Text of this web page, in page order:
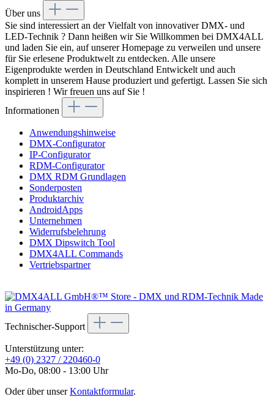
Über uns
Sie sind interessiert an der Vielfalt von innovativer DMX- und
LED-Technik ? Dann heißen wir Sie Willkommen bei DMX4ALL
und laden Sie ein, auf unserer Homepage zu verweilen und unsere
für Sie erlesene Produktwelt zu entdecken. Alle unsere
Eigenprodukte werden in Deutschland Entwickelt und auch
komplett in unserem Hause produziert und gefertigt. Lassen Sie sich
inspirieren ! Wir freuen uns auf Sie !
Informationen
Anwendungshinweise
DMX-Configurator
IP-Configurator
RDM-Configurator
DMX RDM Grundlagen
Sonderposten
Produktarchiv
AndroidApps
Unternehmen
Widerrufsbelehrung
DMX Dipswitch Tool
DMX4ALL Commands
Vertriebspartner
Technischer-Support
Unterstützung unter:
+49 (0) 2327 / 220460-0
Mo-Do, 08:00 - 13:00 Uhr
Oder über unserKontaktformular.